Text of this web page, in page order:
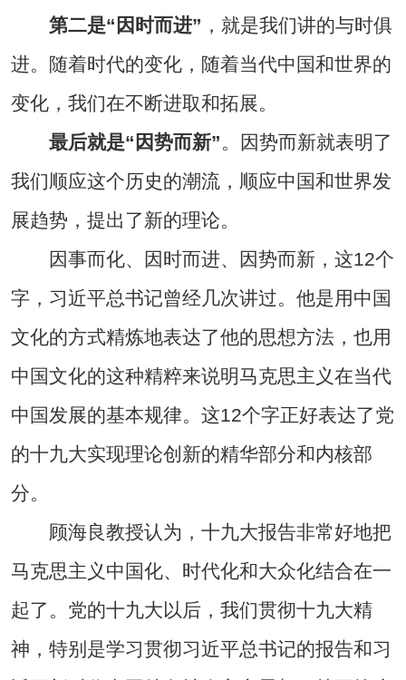
第二是“因时而进” ，就是我们讲的与时俱
进。随着时代的变化，随着当代中国和世界的
变化，我们在不断进取和拓展。
最后就是“因势而新”。因势而新就表明了
我们顺应这个历史的潮流，顺应中国和世界发
展趋势，提出了新的理论。
因事而化、因时而进、因势而新，这12个
字，习近平总书记曾经几次讲过。他是用中国
文化的方式精炼地表达了他的思想方法，也用
中国文化的这种精粹来说明马克思主义在当代
中国发展的基本规律。这12个字正好表达了党
的十九大实现理论创新的精华部分和内核部
分。
顾海良教授认为，十九大报告非常好地把
马克思主义中国化、时代化和大众化结合在一
起了。党的十九大以后，我们贯彻十九大精
神，特别是学习贯彻习近平总书记的报告和习